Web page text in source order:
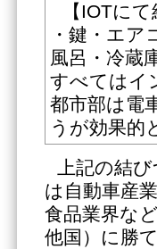
【IOTに
・鍵・エ
風呂・冷
すべてはイ
都市部は電
うが効果的
上記の結
は自動車産
食品業界な
他国）に勝